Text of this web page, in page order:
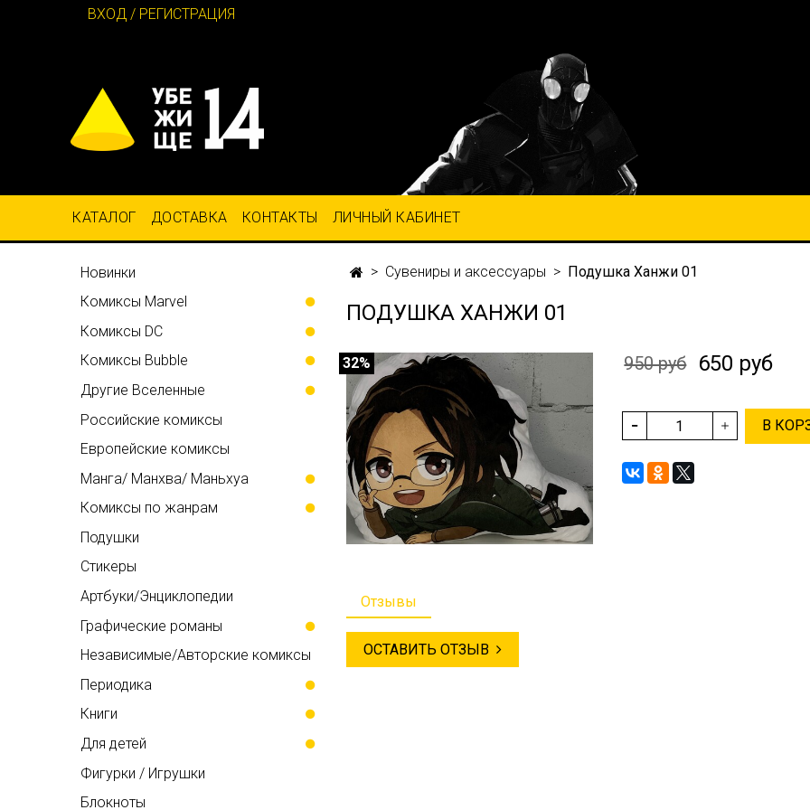
ВХОД / РЕГИСТРАЦИЯ
КАТАЛОГ ДОСТАВКА КОНТАКТЫ ЛИЧНЫЙ КАБИНЕТ
Сувениры и аксессуары Подушка Ханжи 01
ПОДУШКА ХАНЖИ 01
32% 950 руб 650 руб
В
Отзывы
ОСТАВИТЬ ОТЗЫВ
Новинки
Комиксы Marvel
Комиксы DC
Комиксы Bubble
Другие Вселенные
Российские комиксы
Европейские комиксы
Манга/ Манхва/ Маньхуа
Комиксы по жанрам
Подушки
Стикеры
Артбуки/Энциклопедии
Графические романы
Независимые/Авторские комиксы
Периодика
Книги
Для детей
Фигурки / Игрушки
Блокноты